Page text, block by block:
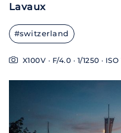
Lavaux
#switzerland
X100V · F/4.0 · 1/1250 ·